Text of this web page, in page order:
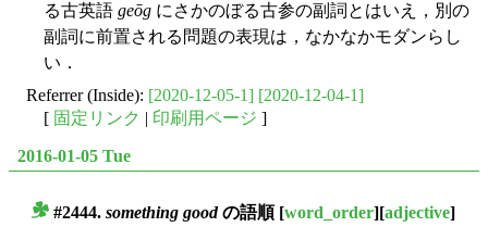
る古英語 geōg にさかのぼる古参の副詞とはいえ，別の
副詞に前置される問題の表現は，なかなかモダンらし
い．
Referrer (Inside): [2020-12-05-1] [2020-12-04-1]
[ 固定リンク | 印刷用ページ ]
2016-01-05 Tue
#2444. something goodの語順[word_order][adjective]